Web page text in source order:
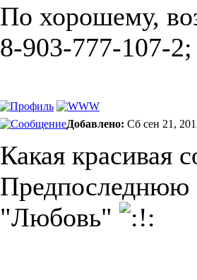
По хорошему,
8-903-777-107-
Добавлено: Сб сен 21,
Какая красивая
Предпоследнюю
"Любовь"